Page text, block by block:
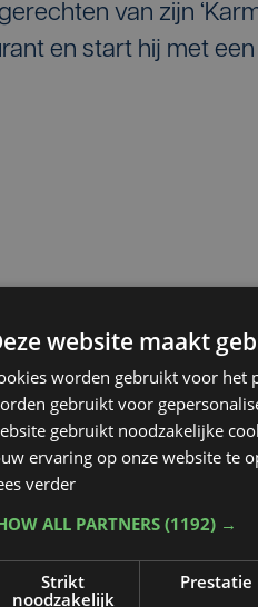
van zijn
en start hij met
website maakt
worden gebruikt voor het
gebruikt voor
gebruikt noodzakelijke
ervaring op onze website te
verder
ALL PARTNERS (1192) →
Strikt
noodzakelijk
Prestatie